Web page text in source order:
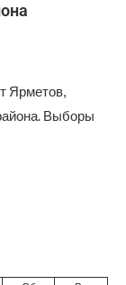
Ярметов,
Выборы